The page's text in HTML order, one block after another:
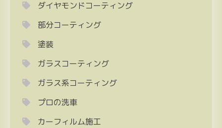
ダイヤモンドコーティング
部分コーティング
塗装
ガラスコーティング
ガラス系コーティング
プロの洗車
カーフィルム施工